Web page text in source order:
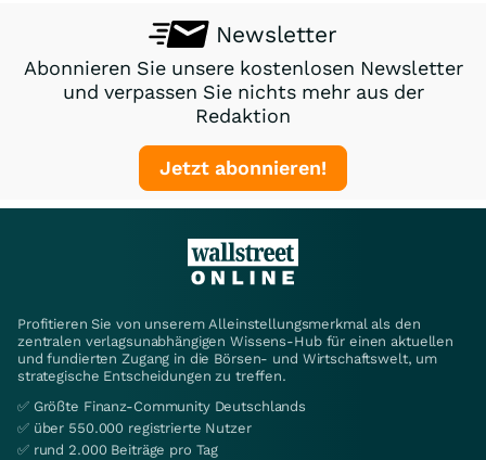
Newsletter
Abonnieren Sie unsere kostenlosen Newsletter
und verpassen Sie nichts mehr aus der
Redaktion
Jetzt abonnieren!
Profitieren Sie von unserem Alleinstellungsmerkmal als den
zentralen verlagsunabhängigen Wissens-Hub für einen aktuellen
und fundierten Zugang in die Börsen- und Wirtschaftswelt, um
strategische Entscheidungen zu treffen.
✅ Größte Finanz-Community Deutschlands
✅ über 550.000 registrierte Nutzer
✅ rund 2.000 Beiträge pro Tag